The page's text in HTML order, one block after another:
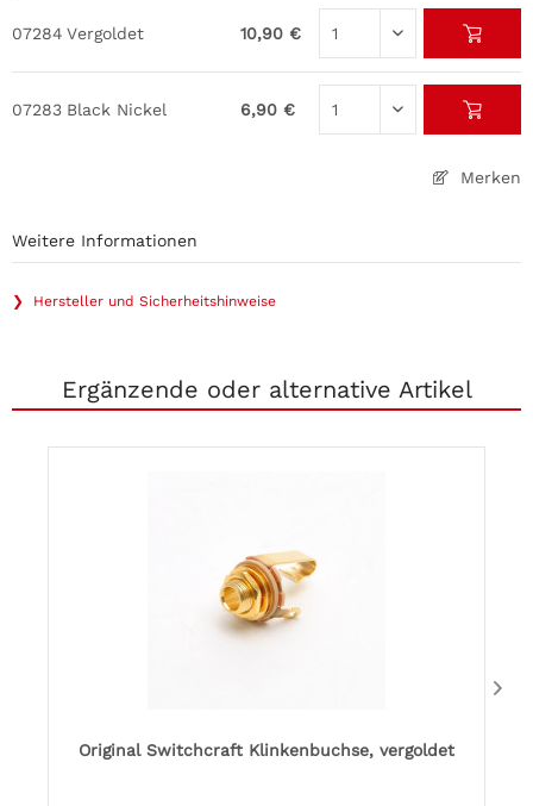
Merken
07284 Vergoldet 10,90 €
07283 Black Nickel 6,90 €
Weitere Informationen
❯ Hersteller und Sicherheitshinweise
Ergänzende oder alternative Artikel
Original Switchcraft Klinkenbuchse, vergoldet